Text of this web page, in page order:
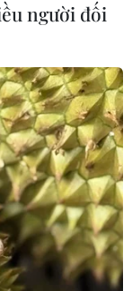
dông trên
người đối